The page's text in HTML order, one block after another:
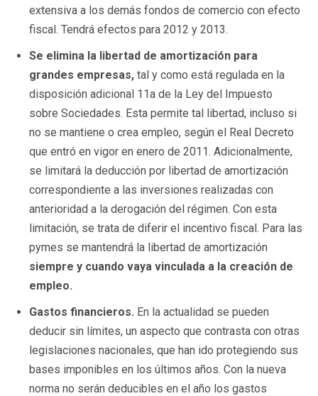
extensiva a los demás fondos de comercio con efecto
fiscal. Tendrá efectos para 2012 y 2013.
Se elimina la libertad de amortización para
grandes empresas, tal y como está regulada en la
disposición adicional 11a de la Ley del Impuesto
sobre Sociedades. Esta permite tal libertad, incluso si
no se mantiene o crea empleo, según el Real Decreto
que entró en vigor en enero de 2011. Adicionalmente,
se limitará la deducción por libertad de amortización
correspondiente a las inversiones realizadas con
anterioridad a la derogación del régimen. Con esta
limitación, se trata de diferir el incentivo fiscal. Para las
pymes se mantendrá la libertad de amortización
siempre y cuando vaya vinculada a la creación de
empleo.
Gastos financieros. En la actualidad se pueden
deducir sin límites, un aspecto que contrasta con otras
legislaciones nacionales, que han ido protegiendo sus
bases imponibles en los últimos años. Con la nueva
norma no serán deducibles en el año los gastos